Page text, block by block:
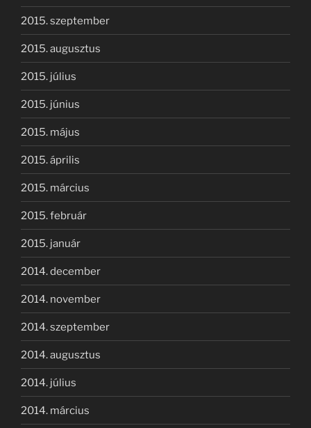
2015. szeptember
2015. augusztus
2015. július
2015. június
2015. május
2015. április
2015. március
2015. február
2015. január
2014. december
2014. november
2014. szeptember
2014. augusztus
2014. július
2014. március